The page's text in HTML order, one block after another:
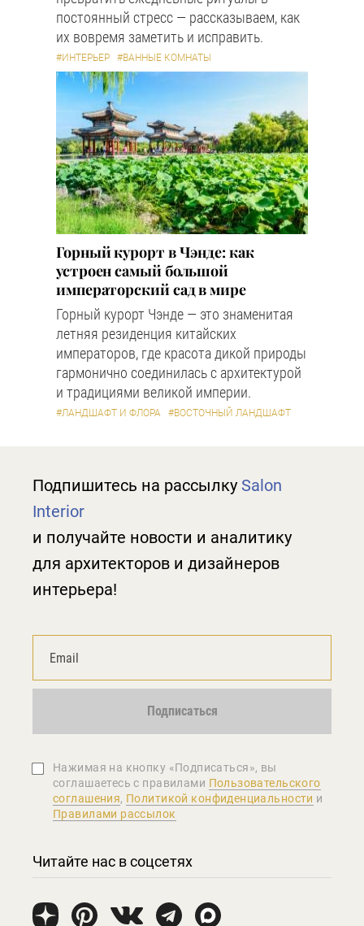
постоянный стресс — рассказываем, как
их вовремя заметить и исправить.
#ИНТЕРЬЕР #ВАННЫЕ КОМНАТЫ
Горный курорт в Чэнде: как
устроен самый большой
императорский сад в мире
Горный курорт Чэнде — это знаменитая
летняя резиденция китайских
императоров, где красота дикой природы
гармонично соединилась с архитектурой
и традициями великой империи.
#ЛАНДШАФТ И ФЛОРА #ВОСТОЧНЫЙ ЛАНДШАФТ
Подпишитесь на рассылку Salon
Interior
и получайте новости и аналитику
для архитекторов и дизайнеров
интерьера!
Подписаться
Нажимая на кнопку «Подписаться», вы
соглашаетеcь с правилами Пользовательского
соглашения, Политикой конфиденциальности и
Правилами рассылок
Читайте нас в соцсетях